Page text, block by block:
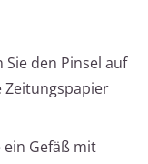
den Pinsel auf
Zeitungspapier
ein Gefäß mit